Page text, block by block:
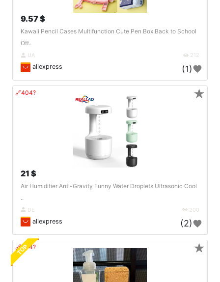
9.57 $
Kawaii Pencil Cases Multifunction Cute Pen Box Back to School
Off..
UA 212
aliexpress (1)
🔗404?
21 $
Air Humidifier Anti-Gravity Funny Water Droplets Ultrasonic Cool
..
DE 200
aliexpress (2)
★
🔗404?
TOP ★